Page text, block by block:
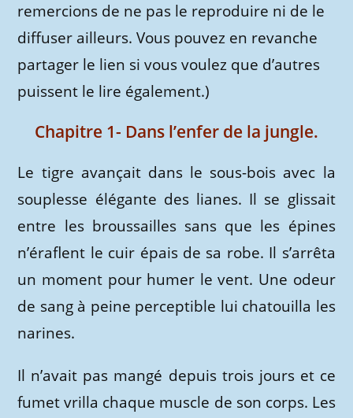
remercions de ne pas le reproduire ni de le
diffuser ailleurs. Vous pouvez en revanche
partager le lien si vous voulez que d’autres
puissent le lire également.)
Chapitre 1- Dans l’enfer de la jungle.
Le tigre avançait dans le sous-bois avec la
souplesse élégante des lianes. Il se glissait
entre les broussailles sans que les épines
n’éraflent le cuir épais de sa robe. Il s’arrêta
un moment pour humer le vent. Une odeur
de sang à peine perceptible lui chatouilla les
narines.
Il n’avait pas mangé depuis trois jours et ce
fumet vrilla chaque muscle de son corps. Les